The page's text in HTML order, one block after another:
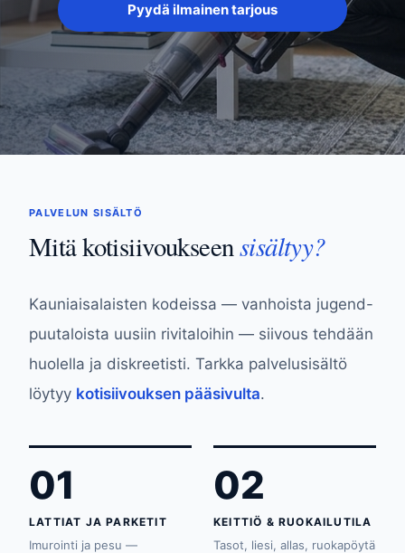
Pyydä ilmainen tarjous
PALVELUN SISÄLTÖ
Mitä kotisiivoukseensisältyy?
Kauniaisalaisten kodeissa — vanhoista jugend-
puutaloista uusiin rivitaloihin — siivous tehdään
huolella ja diskreetisti. Tarkka palvelusisältö
löytyy kotisiivouksen pääsivulta.
01
LATTIAT JA PARKETIT
Imurointi ja pesu —
02
KEITTIÖ & RUOKAILUTILA
Tasot, liesi, allas, ruokapöytä